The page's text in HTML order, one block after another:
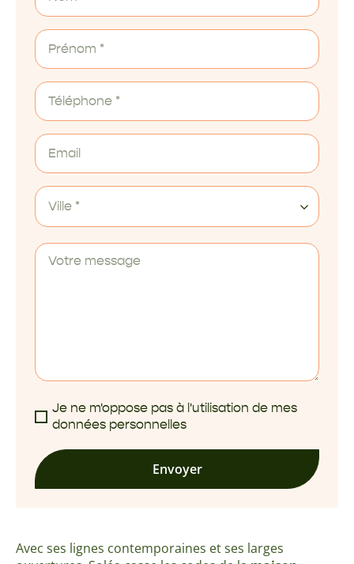
Avec ses lignes contemporaines et ses larges
Ville *
Je ne m'oppose pas à l'utilisation de mes
données personnelles
Envoyer